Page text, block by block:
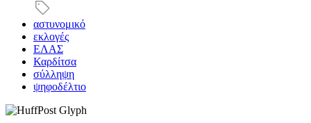
αστυνομικό
εκλογές
ΕΛΑΣ
Καρδίτσα
σύλληψη
ψηφοδέλτιο